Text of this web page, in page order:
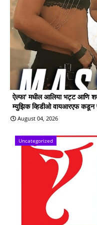
ऐल्फा' मधील आलिया भट्ट आणि
म्युझिक व्हिडीओ वायआरएफ कडून
August 04, 2026
Uncategorized